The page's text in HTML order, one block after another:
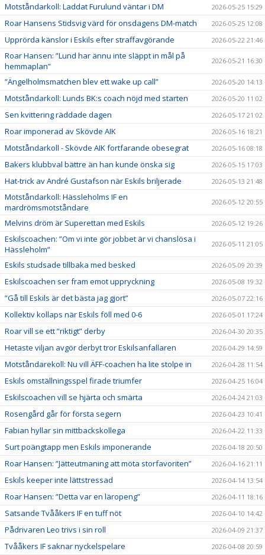
Motståndarkoll: Laddat Furulund väntar i DM 2026-05-25 15:29
Roar Hansens Stidsvig värd för onsdagens DM-match 2026-05-25 12:08
Upprörda känslor i Eskils efter straffavgörande 2026-05-22 21:46
Roar Hansen: ”Lund har ännu inte släppt in mål på
hemmaplan”
2026-05-21 16:30
”Ängelholmsmatchen blev ett wake up call” 2026-05-20 14:13
Motståndarkoll: Lunds BK:s coach nöjd med starten 2026-05-20 11:02
Sen kvittering räddade dagen 2026-05-17 21:02
Roar imponerad av Skövde AIK 2026-05-16 18:21
Motståndarkoll - Skövde AIK fortfarande obesegrat 2026-05-16 08:18
Bakers klubbval bättre än han kunde önska sig 2026-05-15 17:03
Hat-trick av André Gustafson när Eskils briljerade 2026-05-13 21:48
Motståndarkoll: Hässleholms IF en
mardrömsmotståndare
2026-05-12 20:55
Melvins dröm är Superettan med Eskils 2026-05-12 19:26
Eskilscoachen: ”Om vi inte gör jobbet är vi chanslösa i
Hässleholm”
2026-05-11 21:05
Eskils studsade tillbaka med besked 2026-05-09 20:39
Eskilscoachen ser fram emot uppryckning 2026-05-08 19:32
”Gå till Eskils är det bästa jag gjort” 2026-05-07 22:16
Kollektiv kollaps när Eskils föll med 0-6 2026-05-01 17:24
Roar vill se ett ”riktigt” derby 2026-04-30 20:35
Hetaste viljan avgör derbyt tror Eskilsanfallaren 2026-04-29 14:59
Motståndarekoll: Nu vill ÄFF-coachen ha lite stolpe in 2026-04-28 11:54
Eskils omställningsspel firade triumfer 2026-04-25 16:04
Eskilscoachen vill se hjärta och smärta 2026-04-24 21:03
Rosengård går för första segern 2026-04-23 10:41
Fabian hyllar sin mittbackskollega 2026-04-22 11:33
Surt poängtapp men Eskils imponerande 2026-04-18 20:50
Roar Hansen: ”Jätteutmaning att möta storfavoriten” 2026-04-16 21:11
Eskils keeper inte lättstressad 2026-04-14 13:54
Roar Hansen: ”Detta var en läropeng” 2026-04-11 18:16
Satsande Tvååkers IF en tuff nöt 2026-04-10 14:42
Pådrivaren Leo trivs i sin roll 2026-04-09 21:37
Tvååkers IF saknar nyckelspelare 2026-04-08 20:59